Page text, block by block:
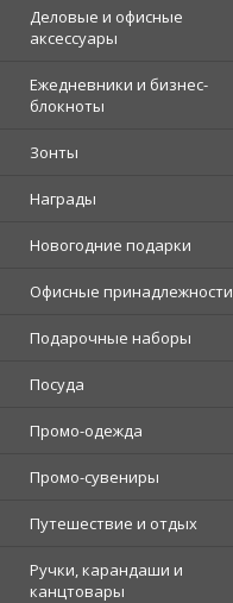
Деловые и офисные
аксессуары
Ежедневники и бизнес-
блокноты
Зонты
Награды
Новогодние подарки
Офисные принадлежности
Подарочные наборы
Посуда
Промо-одежда
Промо-сувениры
Путешествие и отдых
Ручки, карандаши и
канцтовары